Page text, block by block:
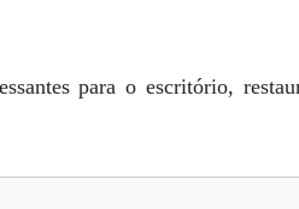
para o escritório,